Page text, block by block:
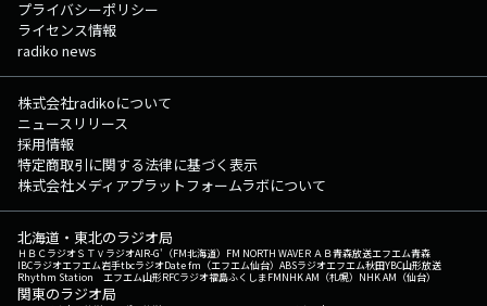
プライバシーポリシー
ライセンス情報
radiko news
株式会社radikoについて
ニュースリリース
採用情報
特定商取引に関する法律に基づく表示
株式会社メディアプラットフォームラボについて
北海道・東北のラジオ局
ＨＢＣラジオＳＴＶラジオAIR-G'（FM北海道） FM NORTH WAVEＲＡＢ青森放送エフエム青森
IBCラジオエフエム岩手tbcラジオDate fm（エフエム仙台） ABSラジオエフエム秋田YBC山形放送
Rhythm Station エフエム山形RFCラジオ福島ふくしまFMNHK AM（札幌） NHK AM（仙台）
関東のラジオ局